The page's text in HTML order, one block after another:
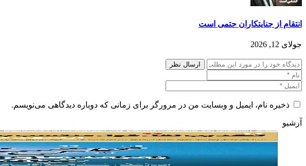
انتقام از جنایتکاران حتمی است
جولای 12, 2026
ذخیره نام، ایمیل و وبسایت من در مرورگر برای زمانی که دوباره دیدگاهی می‌نویسم.
آرشیو